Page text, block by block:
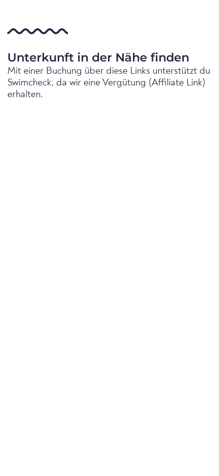
Unterkunft in der Nähe finden
Mit einer Buchung über diese Links unterstützt du
Swimcheck, da wir eine Vergütung (Affiliate Link)
erhalten.